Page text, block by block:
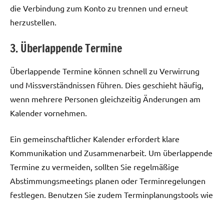
die Verbindung zum Konto zu trennen und erneut
herzustellen.
3. Überlappende Termine
Überlappende Termine können schnell zu Verwirrung
und Missverständnissen führen. Dies geschieht häufig,
wenn mehrere Personen gleichzeitig Änderungen am
Kalender vornehmen.
Ein gemeinschaftlicher Kalender erfordert klare
Kommunikation und Zusammenarbeit. Um überlappende
Termine zu vermeiden, sollten Sie regelmäßige
Abstimmungsmeetings planen oder Terminregelungen
festlegen. Benutzen Sie zudem Terminplanungstools wie